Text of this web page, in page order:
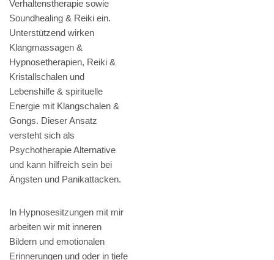
Verhaltenstherapie sowie
Soundhealing & Reiki ein.
Unterstützend wirken
Klangmassagen &
Hypnosetherapien, Reiki &
Kristallschalen und
Lebenshilfe & spirituelle
Energie mit Klangschalen &
Gongs. Dieser Ansatz
versteht sich als
Psychotherapie Alternative
und kann hilfreich sein bei
Ängsten und Panikattacken.
In Hypnosesitzungen mit mir
arbeiten wir mit inneren
Bildern und emotionalen
Erinnerungen und oder in tiefe